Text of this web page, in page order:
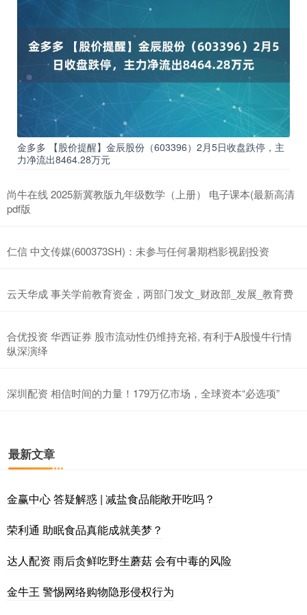
金多多 【股价提醒】金辰股份（603396）2月5日收盘跌停，主
力净流出8464.28万元
尚牛在线 2025新冀教版九年级数学（上册） 电子课本(最新高清
pdf版
仁信 中文传媒(600373SH)：未参与任何暑期档影视剧投资
云天华成 事关学前教育资金，两部门发文_财政部_发展_教育费
合优投资 华西证券 股市流动性仍维持充裕, 有利于A股慢牛行情
纵深演绎
深圳配资 相信时间的力量！179万亿市场，全球资本“必选项”
最新文章
金赢中心 答疑解惑 | 减盐食品能敞开吃吗？
荣利通 助眠食品真能成就美梦？
达人配资 雨后贪鲜吃野生蘑菇 会有中毒的风险
金牛王 警惕网络购物隐形侵权行为